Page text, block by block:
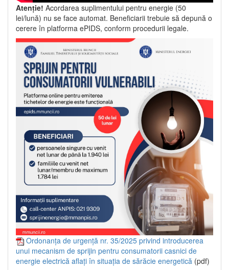
Atenție! Acordarea suplimentului pentru energie (50
lei/lună) nu se face automat. Beneficiarii trebuie să depună o
cerere în platforma ePIDS, conform procedurii legale.
Ordonanța de urgență nr. 35/2025 privind introducerea
unui mecanism de sprijin pentru consumatorii casnici de
energie electrică aflați în situația de sărăcie energetică (pdf)